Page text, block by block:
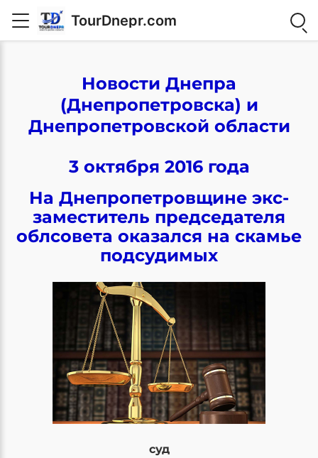
TourDnepr.com
Новости Днепра
(Днепропетровска) и
Днепропетровской области
3 октября 2016 года
На Днепропетровщине экс-
заместитель председателя
облсовета оказался на скамье
подсудимых
суд